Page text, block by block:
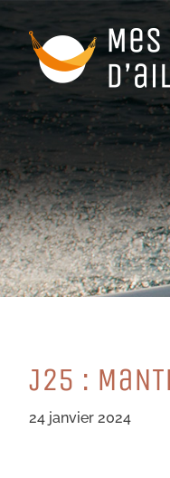
au
contenu
J25 :
24 janvier 2024